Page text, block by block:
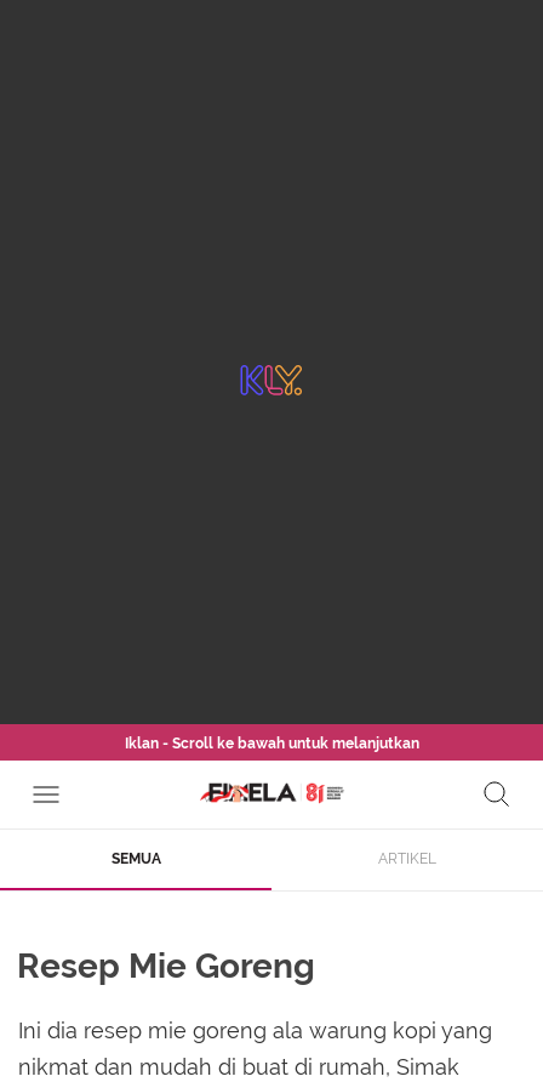
Iklan - Scroll ke bawah untuk melanjutkan
SEMUA ARTIKEL
Resep Mie Goreng
Ini dia resep mie goreng ala warung kopi yang
nikmat dan mudah di buat di rumah, Simak